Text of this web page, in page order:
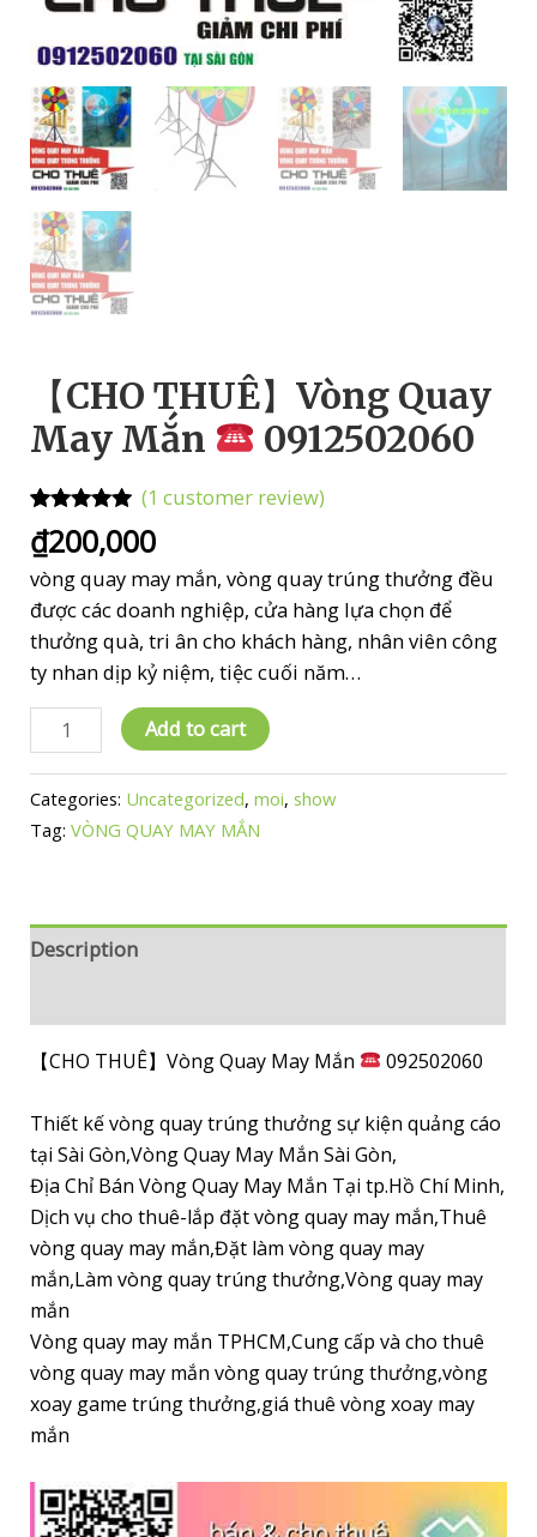
【CHO THUÊ】Vòng Quay
May Mắn
0912502060
Rated 5.00
out of 5
1
customer
rating
(1 customer review)
₫200,000
vòng quay may mắn, vòng quay trúng thưởng đều
được các doanh nghiệp, cửa hàng lựa chọn để
thưởng quà, tri ân cho khách hàng, nhân viên công
ty nhan dịp kỷ niệm, tiệc cuối năm…
【CHO
THUÊ】
Vòng
Quay
May
0912502060
quantity
Add to cart
Categories: Uncategorized,moi, show
Tag:VÒNG QUAY MAY MẮN
Description
【CHO THUÊ】Vòng Quay May Mắn 092502060
Thiết kế vòng quay trúng thưởng sự kiện quảng cáo
tại Sài Gòn,Vòng Quay May Mắn Sài Gòn,
Địa Chỉ Bán Vòng Quay May Mắn Tại tp.Hồ Chí Minh,
Dịch vụ cho thuê-lắp đặt vòng quay may mắn,Thuê
vòng quay may mắn,Đặt làm vòng quay may
mắn,Làm vòng quay trúng thưởng,Vòng quay may
mắn
Vòng quay may mắn TPHCM,Cung cấp và cho thuê
vòng quay may mắn vòng quay trúng thưởng,vòng
xoay game trúng thưởng,giá thuê vòng xoay may
mắn